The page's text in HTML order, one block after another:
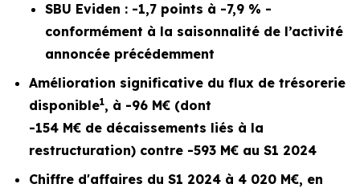
SBU Eviden : -1,7 points à -7,9 % -
conformément à la saisonnalité de l’activité
annoncée précédemment
Amélioration significative du flux de trésorerie
disponible1, à -96 M€ (dont
-154 M€ de décaissements liés à la
restructuration) contre -593 M€ au S1 2024
Chiffre d'affaires du S1 2024 à 4 020 M€, en